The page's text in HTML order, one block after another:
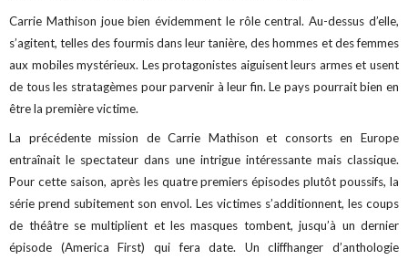
Carrie Mathison joue bien évidemment le rôle central. Au-dessus d’elle,
s’agitent, telles des fourmis dans leur tanière, des hommes et des femmes
aux mobiles mystérieux. Les protagonistes aiguisent leurs armes et usent
de tous les stratagèmes pour parvenir à leur fin. Le pays pourrait bien en
être la première victime.
La précédente mission de Carrie Mathison et consorts en Europe
entraînait le spectateur dans une intrigue intéressante mais classique.
Pour cette saison, après les quatre premiers épisodes plutôt poussifs, la
série prend subitement son envol. Les victimes s’additionnent, les coups
de théâtre se multiplient et les masques tombent, jusqu’à un dernier
épisode (America First) qui fera date. Un cliffhanger d’anthologie